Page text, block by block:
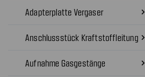
Adapterplatte Vergaser navigate_next
Anschlussstück Kraftstoffleitungnavigate_next
Aufnahme Gasgestänge navigate_next